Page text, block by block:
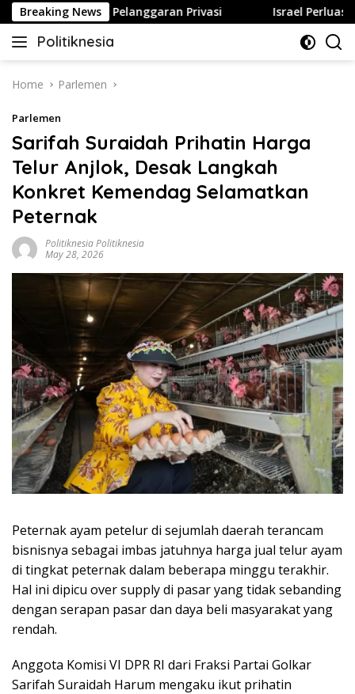
Skip
to
content
Breaking News
Berujung Pelanggaran Privasi Israel Perluas
Politiknesia
Politiknesia.com
Home Parlemen
Parlemen
Sarifah Suraidah Prihatin Harga
Telur Anjlok, Desak Langkah
Konkret Kemendag Selamatkan
Peternak
Politiknesia Politiknesia
May 28, 2026
Peternak ayam petelur di sejumlah daerah terancam
bisnisnya sebagai imbas jatuhnya harga jual telur ayam
di tingkat peternak dalam beberapa minggu terakhir.
Hal ini dipicu over supply di pasar yang tidak sebanding
dengan serapan pasar dan daya beli masyarakat yang
rendah.
Anggota Komisi VI DPR RI dari Fraksi Partai Golkar
Sarifah Suraidah Harum mengaku ikut prihatin